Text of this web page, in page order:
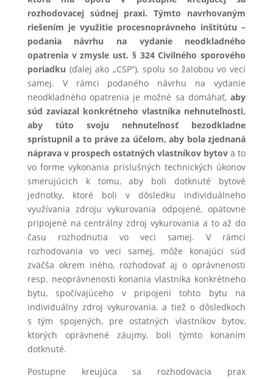
rozhodovacej súdnej praxi. Týmto navrhovaným
riešením je využitie procesnoprávneho inštitútu –
podania návrhu na vydanie neodkladného
opatrenia v zmysle ust. § 324 Civilného sporového
poriadku (ďalej ako „CSP“), spolu so žalobou vo veci
samej. V rámci podaného návrhu na vydanie
neodkladného opatrenia je možné sa domáhať,aby
súd zaviazal konkrétneho vlastníka nehnuteľnosti,
aby túto svoju nehnuteľnosť bezodkladne
sprístupnil a to práve za účelom, aby bola zjednaná
náprava v prospech ostatných vlastníkov bytov a to
vo forme vykonania príslušných technických úkonov
smerujúcich k tomu, aby boli dotknuté bytové
jednotky, ktoré boli v dôsledku individuálneho
využívania zdroju vykurovania odpojené, opätovne
pripojené na centrálny zdroj vykurovania a to až do
času rozhodnutia vo veci samej. V rámci
rozhodovania vo veci samej, môže konajúci súd
zväčša okrem iného, rozhodovať aj o oprávnenosti
resp. neoprávnenosti konania vlastníka konkrétneho
bytu, spočívajúceho v pripojení tohto bytu na
individuálny zdroj vykurovania, a tiež o dôsledkoch
s tým spojených, pre ostatných vlastníkov bytov,
ktorých oprávnené záujmy, boli týmto konaním
dotknuté.
Postupne kreujúca sa rozhodovacia prax